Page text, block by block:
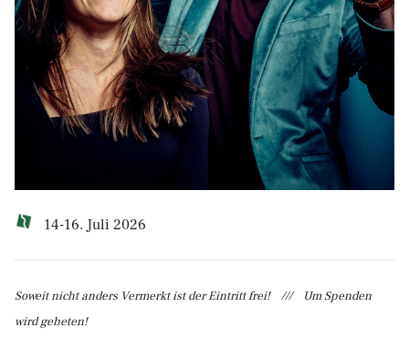
14-16. Juli 2026
Soweit nicht anders Vermerkt ist der Eintritt frei! /// Um Spenden
wird gebeten!